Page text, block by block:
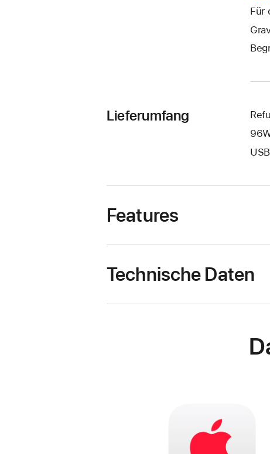
Für
Lieferumfang
Features
Technische Daten